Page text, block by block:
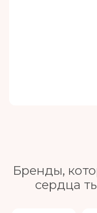
Бренды,
сердца